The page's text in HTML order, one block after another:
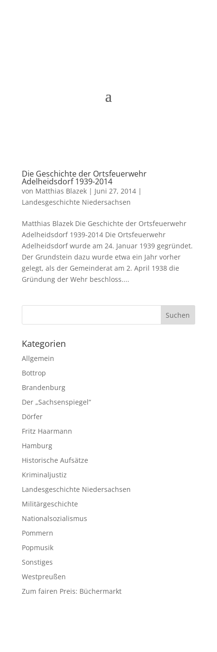
Die Geschichte der Ortsfeuerwehr
Adelheidsdorf 1939-2014
von Matthias Blazek| Juni 27, 2014|
Landesgeschichte Niedersachsen
Matthias Blazek Die Geschichte der Ortsfeuerwehr
Adelheidsdorf 1939-2014 Die Ortsfeuerwehr
Adelheidsdorf wurde am 24. Januar 1939 gegründet.
Der Grundstein dazu wurde etwa ein Jahr vorher
gelegt, als der Gemein­derat am 2. April 1938 die
Gründung der Wehr beschloss....
Kategorien
Allgemein
Bottrop
Brandenburg
Der „Sachsenspiegel“
Dörfer
Fritz Haarmann
Hamburg
Historische Aufsätze
Kriminaljustiz
Landesgeschichte Niedersachsen
Militärgeschichte
Nationalsozialismus
Pommern
Popmusik
Sonstiges
Westpreußen
Zum fairen Preis: Büchermarkt